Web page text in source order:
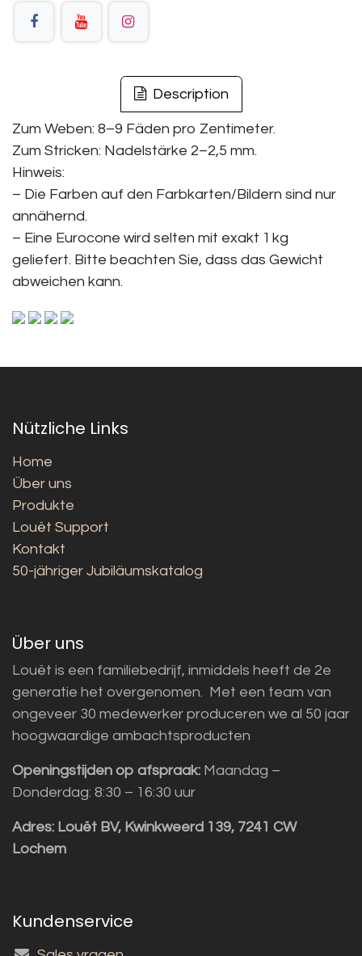
Description
Zum Weben: 8–9 Fäden pro Zentimeter.
Zum Stricken: Nadelstärke 2–2,5 mm.
Hinweis:
– Die Farben auf den Farbkarten/Bildern sind nur
annähernd.
– Eine Eurocone wird selten mit exakt 1 kg
geliefert. Bitte beachten Sie, dass das Gewicht
abweichen kann.
Nützliche Links
Home
Über uns
Produkte
Louët Support
Kontakt
50-jähriger Jubiläumskatalog
Über uns
Louët is een familiebedrijf, inmiddels heeft de 2e
generatie het overgenomen. Met een team van
ongeveer 30 medewerker produceren we al 50 jaar
hoogwaardige ambachtsproducten
Openingstijden op afspraak: Maandag –
Donderdag: 8:30 – 16:30 uur
Adres: Louët BV, Kwinkweerd 139, 7241 CW
Lochem
Kundenservice